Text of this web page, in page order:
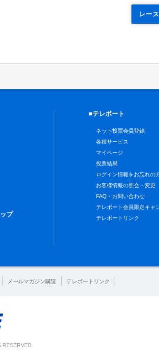
レー
プ
■テレボート
ネット投票会員登録
各種サービス
マイページ
投票結果
ログイン情報をお忘れの
お客様情報の照会・変更
FAQ・お問い合わせ
テレボート会員限定キャ
テレボートリンク
メールマガジン購読 テレボートリンク